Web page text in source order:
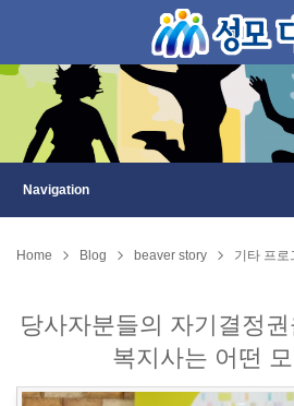
Home Blog beaver story 기타 프로
당사자분들의 자기결정
복지사는 어떤